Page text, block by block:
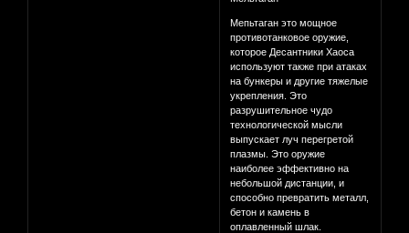
Мепьтаган это мощное
противотанковое оружие,
которое Десантники Хаоса
используют также при атаках
на бункеры и другие тяжелые
укрепления. Это
разрушительное чудо
технологической мысли
выпускает луч перегретой
плазмы. Это оружие
наиболее эффективно на
небольшой дистанции, и
способно превратить металл,
бетон и камень в
оплавленный шлак.